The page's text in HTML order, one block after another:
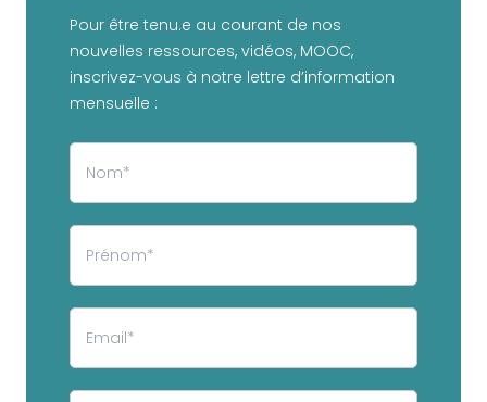
Pour être tenu.e au courant de nos
nouvelles ressources, vidéos, MOOC,
inscrivez-vous à notre lettre d’information
mensuelle :